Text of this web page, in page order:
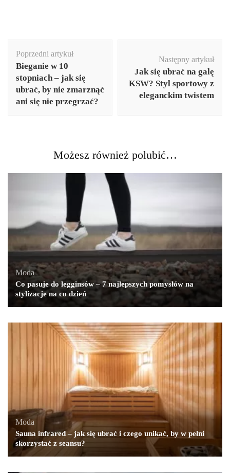
wpisu
Poprzedni artykuł
Bieganie w 10
stopniach – jak się
ubrać, by nie zmarznąć
ani się nie przegrzać?
Następny artykuł
Jak się ubrać na galę
KSW? Styl sportowy z
eleganckim twistem
Możesz również polubić…
Moda
Co pasuje do legginsów – 7 najlepszych pomysłów na
stylizacje na co dzień
Moda
Sauna infrared – jak się ubrać i czego unikać, by w pełni
skorzystać z seansu?